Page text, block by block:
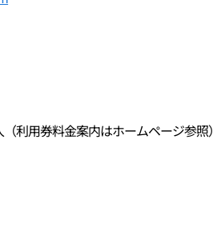
利用券料金案内はホームページ参照）